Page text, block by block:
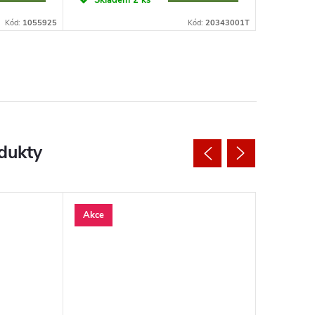
Kód: 1055925 Kód: 20343001T
Akce